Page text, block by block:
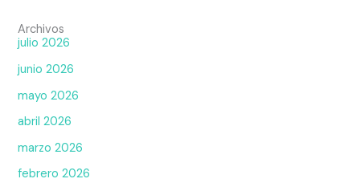
Archivos
julio 2026
junio 2026
mayo 2026
abril 2026
marzo 2026
febrero 2026